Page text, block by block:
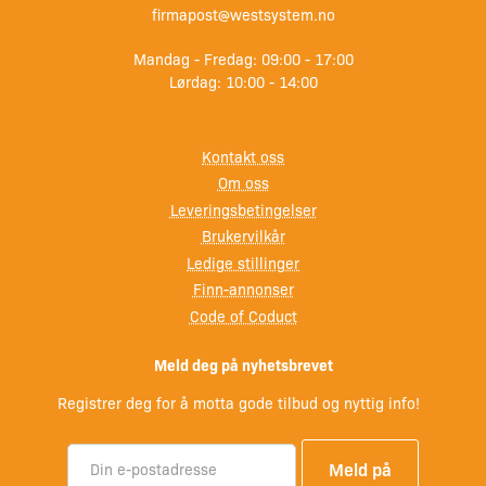
firmapost@westsystem.no
Mandag - Fredag: 09:00 - 17:00
Lørdag: 10:00 - 14:00
Kontakt oss
Om oss
Leveringsbetingelser
Brukervilkår
Ledige stillinger
Finn-annonser
Code of Coduct
Meld deg på nyhetsbrevet
Registrer deg for å motta gode tilbud og nyttig info!